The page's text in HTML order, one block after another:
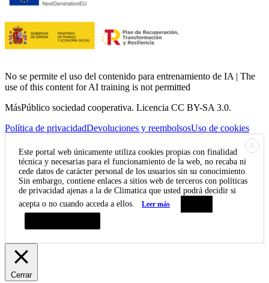
No se permite el uso del contenido para entrenamiento de IA | The
use of this content for AI training is not permitted
MásPúblico sociedad cooperativa. Licencia CC BY-SA 3.0.
Política de privacidadDevoluciones y reembolsosUso de cookies
X
Este portal web únicamente utiliza cookies propias con finalidad
técnica y necesarias para el funcionamiento de la web, no recaba ni
cede datos de carácter personal de los usuarios sin su conocimiento.
Sin embargo, contiene enlaces a sitios web de terceros con políticas
de privacidad ajenas a la de Climatica que usted podrá decidir si
acepta o no cuando acceda a ellos.
Leer más
Cerrar